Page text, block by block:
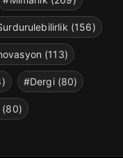
(156)
(113)
#Dergi (80)
(80)